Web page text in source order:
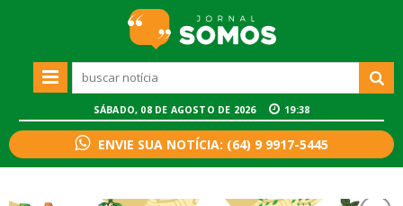
SÁBADO, 08 DE AGOSTO DE 2026 19:38
ENVIE SUA NOTÍCIA: (64) 9 9917-5445